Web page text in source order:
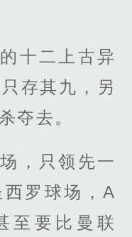
十二上古异
存其九，另
夺去。
，只领先一
罗球场，A
至要比曼联